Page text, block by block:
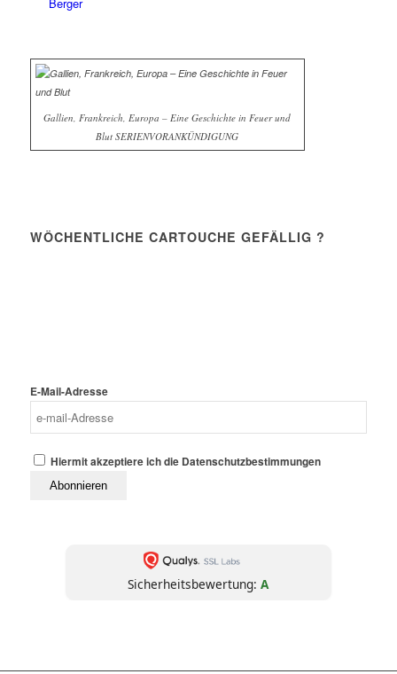
Gallien, Frankreich, Europa – Eine Geschichte in Feuer und
Blut SERIENVORANKÜNDIGUNG
WÖCHENTLICHE CARTOUCHE GEFÄLLIG ?
E-Mail-Adresse
Hiermit akzeptiere ich die Datenschutzbestimmungen
Sicherheitsbewertung:A